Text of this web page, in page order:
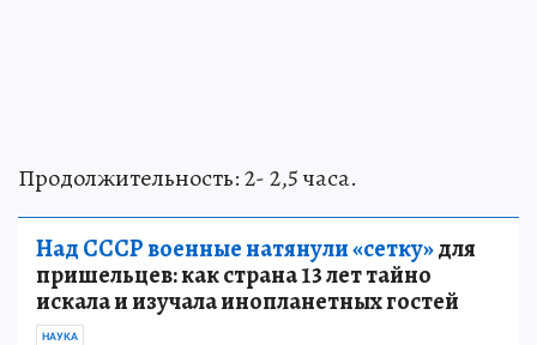
Продолжительность: 2- 2,5 часа.
Над СССР военные натянули «сетку»для
пришельцев: как страна 13 лет тайно
искала и изучала инопланетных гостей
НАУКА